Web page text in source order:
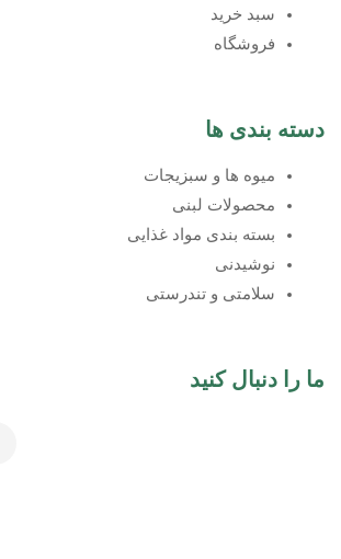
سبد خرید
فروشگاه
دسته بندی ها
میوه ها و سبزیجات
محصولات لبنی
بسته بندی مواد غذایی
نوشیدنی
سلامتی و تندرستی
ما را دنبال کنید